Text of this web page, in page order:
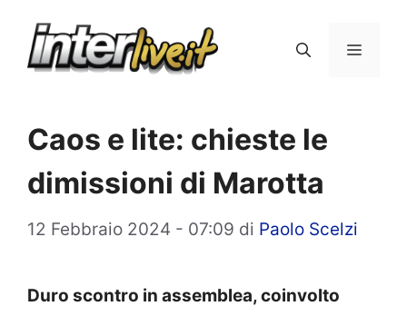
Menu
Caos e lite: chieste le
dimissioni di Marotta
12 Febbraio 2024 - 07:09 di Paolo Scelzi
Duro scontro in assemblea, coinvolto